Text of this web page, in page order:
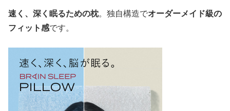
速く、深く眠るための枕。独自構造でオーダーメイド級の
フィット感です。